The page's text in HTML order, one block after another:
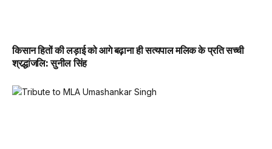
किसान हितों की लड़ाई को आगे बढ़ाना ही सत्यपाल मलिक के प्रति सच्ची
श्रद्धांजलि: सुनील सिंह